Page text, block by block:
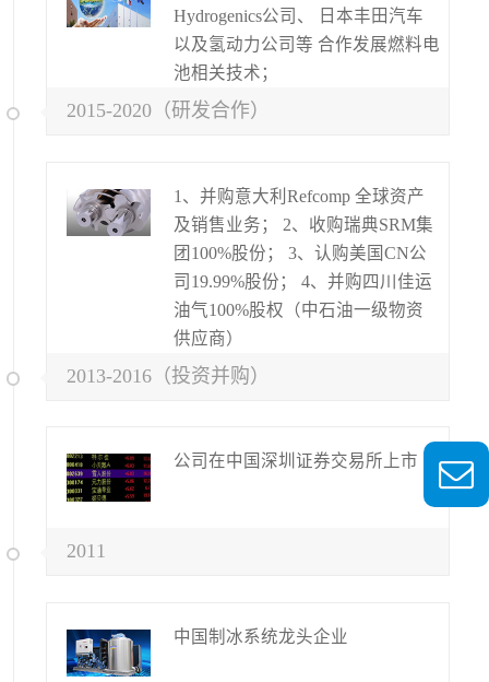
Hydrogenics公司、 日本丰田汽车
以及氢动力公司等 合作发展燃料电
池相关技术；
2015-2020（研发合作）
1、并购意大利Refcomp 全球资产
及销售业务； 2、收购瑞典SRM集
团100%股份； 3、认购美国CN公
司19.99%股份； 4、并购四川佳运
油气100%股权（中石油一级物资
供应商）
2013-2016（投资并购）
公司在中国深圳证券交易所上市
2011
中国制冰系统龙头企业